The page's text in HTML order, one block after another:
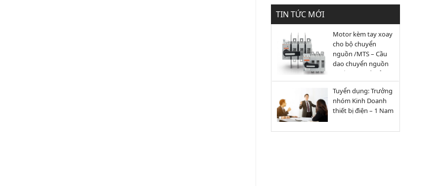
TIN TỨC MỚI
Motor kèm tay xoay
cho bộ chuyển
nguồn /MTS – Cầu
dao chuyển nguồn
và cầu dao cắt tải GL
Tuyển dụng: Trưởng
nhóm Kinh Doanh
thiết bị điện – 1 Nam